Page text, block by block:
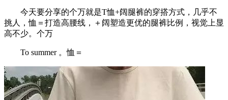
今天要分享的个万就是T恤+阔腿裤的穿搭方式，几乎不
挑人，恤＝打造高腰线，＋阔塑造更优的腿裤比例，视觉上显
高不少。个万
To summer 。恤＝